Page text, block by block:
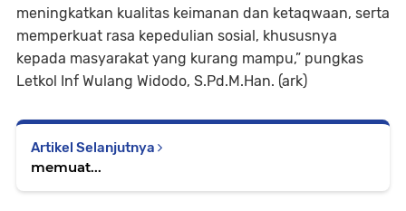
meningkatkan kualitas keimanan dan ketaqwaan, serta
memperkuat rasa kepedulian sosial, khususnya
kepada masyarakat yang kurang mampu,” pungkas
Letkol Inf Wulang Widodo, S.Pd.M.Han. (ark)
Artikel Selanjutnya
memuat...